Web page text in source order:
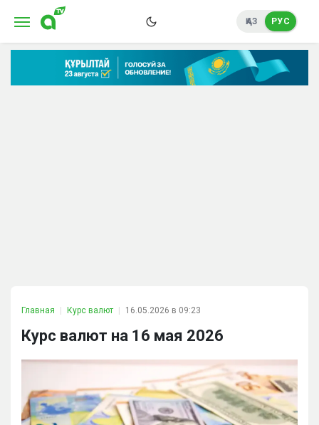
ҚАЗ РУС
Главная Курс валют 16.05.2026 в 09:23
Курс валют на 16 мая 2026